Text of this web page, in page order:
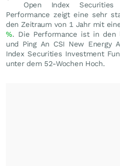
Open Index
Performance zeigt eine sehr
den Zeitraum von 1 Jahr mit
%. Die Performance ist in den
und Ping An CSI New Energy
Index Securities Investment
unter dem 52-Wochen Hoch.